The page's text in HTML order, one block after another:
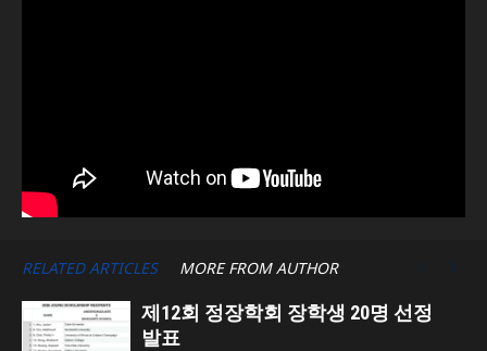
RELATED ARTICLES MORE FROM AUTHOR
제12회 정장학회 장학생 20명 선정
발표